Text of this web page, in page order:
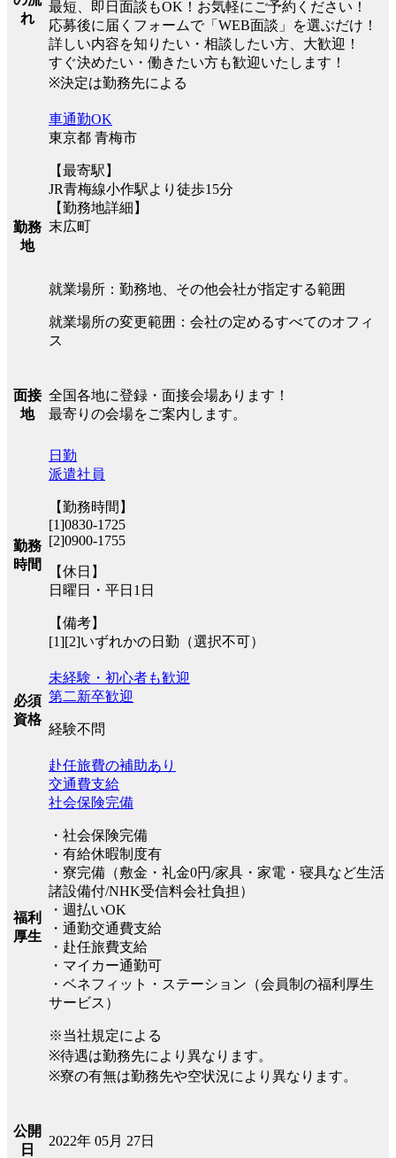
れ
最短、即日面談もOK！お気軽にご予約ください！
応募後に届くフォームで「WEB面談」を選ぶだけ！
詳しい内容を知りたい・相談したい方、大歓迎！
すぐ決めたい・働きたい方も歓迎いたします！
※決定は勤務先による
勤務
地
車通勤OK
東京都 青梅市
【最寄駅】
JR青梅線小作駅より徒歩15分
【勤務地詳細】
末広町
就業場所：勤務地、その他会社が指定する範囲
就業場所の変更範囲：会社の定めるすべてのオフィ
ス
面接
地
全国各地に登録・面接会場あります！
最寄りの会場をご案内します。
勤務
時間
日勤
派遣社員
【勤務時間】
[1]0830-1725
[2]0900-1755
【休日】
日曜日・平日1日
【備考】
[1][2]いずれかの日勤（選択不可）
必須
資格
未経験・初心者も歓迎
第二新卒歓迎
経験不問
福利
厚生
赴任旅費の補助あり
交通費支給
社会保険完備
・社会保険完備
・有給休暇制度有
・寮完備（敷金・礼金0円/家具・家電・寝具など生活
諸設備付/NHK受信料会社負担）
・週払いOK
・通勤交通費支給
・赴任旅費支給
・マイカー通勤可
・ベネフィット・ステーション（会員制の福利厚生
サービス）
※当社規定による
※待遇は勤務先により異なります。
※寮の有無は勤務先や空状況により異なります。
公開
日
2022年 05月 27日